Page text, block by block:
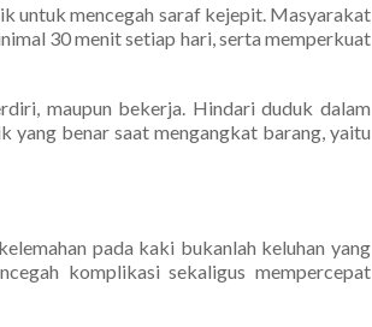
untuk mencegah saraf kejepit. Masyarakat
30 menit setiap hari, serta memperkuat
maupun bekerja. Hindari duduk dalam
yang benar saat mengangkat barang, yaitu
pada kaki bukanlah keluhan yang
komplikasi sekaligus mempercepat